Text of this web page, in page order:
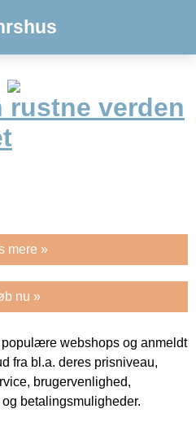
rustne verden
mere »
nu »
webshops og anmeldt
fra bl.a. deres prisniveau,
brugervenlighed,
betalingsmuligheder.